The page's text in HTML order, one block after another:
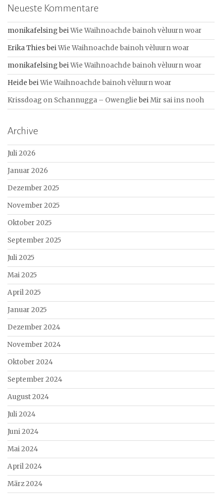
Neueste Kommentare
monikafelsingbeiWie Waihnoachde bainoh vèluurn woar
Erika ThiesbeiWie Waihnoachde bainoh vèluurn woar
monikafelsingbeiWie Waihnoachde bainoh vèluurn woar
Heide beiWie Waihnoachde bainoh vèluurn woar
Krissdoag on Schannugga – Owenglie beiMir sai ins nooh
Archive
Juli 2026
Januar 2026
Dezember 2025
November 2025
Oktober 2025
September 2025
Juli 2025
Mai 2025
April 2025
Januar 2025
Dezember 2024
November 2024
Oktober 2024
September 2024
August 2024
Juli 2024
Juni 2024
Mai 2024
April 2024
März 2024